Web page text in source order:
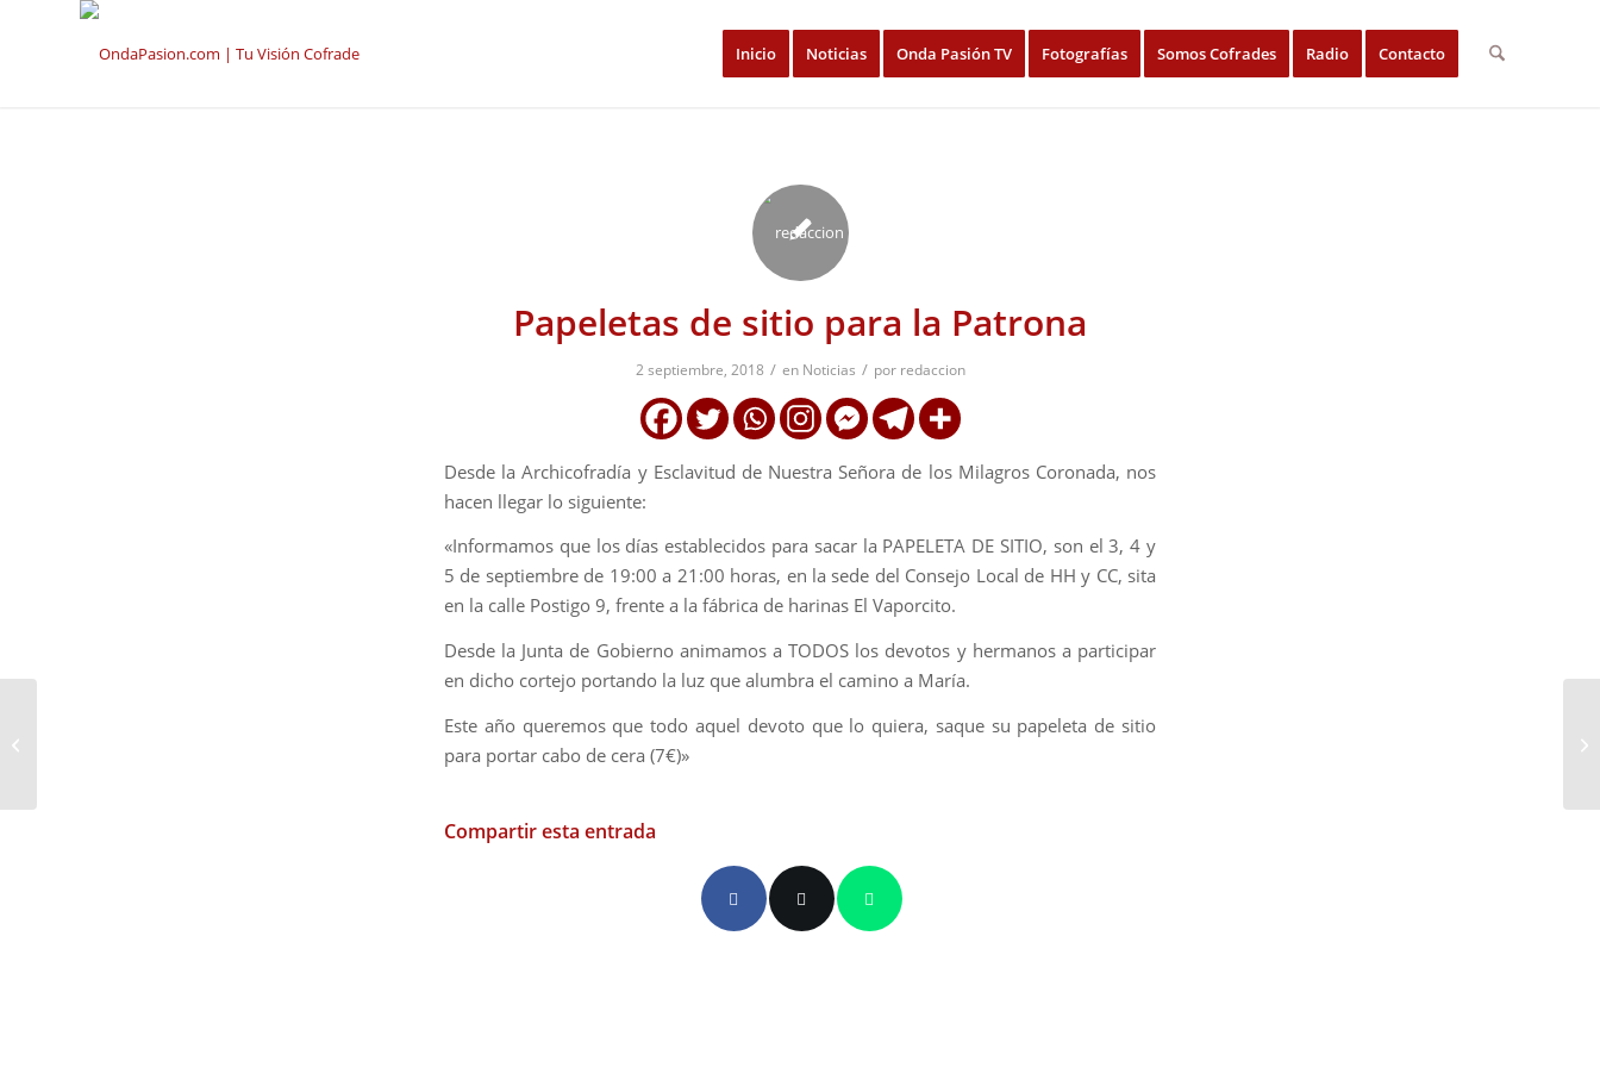
Inicio Noticias Onda Pasión TV Fotografías Somos Cofrades Radio Contacto
Papeletas de sitio para la Patrona
2 septiembre, 2018 / en Noticias / por redaccion
Desde la Archicofradía y Esclavitud de Nuestra Señora de los Milagros Coronada, nos
hacen llegar lo siguiente:
«Informamos que los días establecidos para sacar la PAPELETA DE SITIO, son el 3, 4 y
5 de septiembre de 19:00 a 21:00 horas, en la sede del Consejo Local de HH y CC, sita
en la calle Postigo 9, frente a la fábrica de harinas El Vaporcito.
Desde la Junta de Gobierno animamos a TODOS los devotos y hermanos a participar
en dicho cortejo portando la luz que alumbra el camino a María.
Este año queremos que todo aquel devoto que lo quiera, saque su papeleta de sitio
para portar cabo de cera (7€)»
Compartir esta entrada